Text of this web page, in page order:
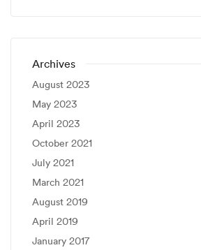
Archives
August 2023
May 2023
April 2023
October 2021
July 2021
March 2021
August 2019
April 2019
January 2017